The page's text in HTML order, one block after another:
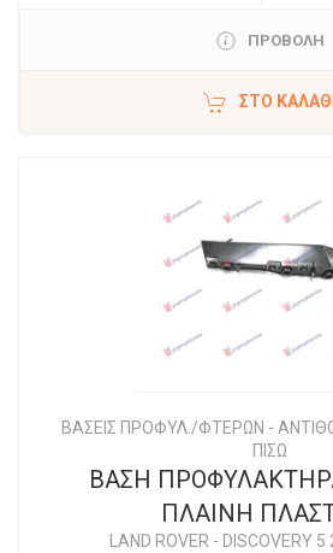
ΠΡΟΒΟΛΗ
ΣΤΟ ΚΑΛΆΘΙ
ΒΑΣΕΙΣ ΠΡΟΦΥΛ./ΦΤΕΡΩΝ -
ΠΙΣΩ
ΒΑΣΗ
ΠΛΑΙΝΗ
LAND ROVER - DISCOVERY